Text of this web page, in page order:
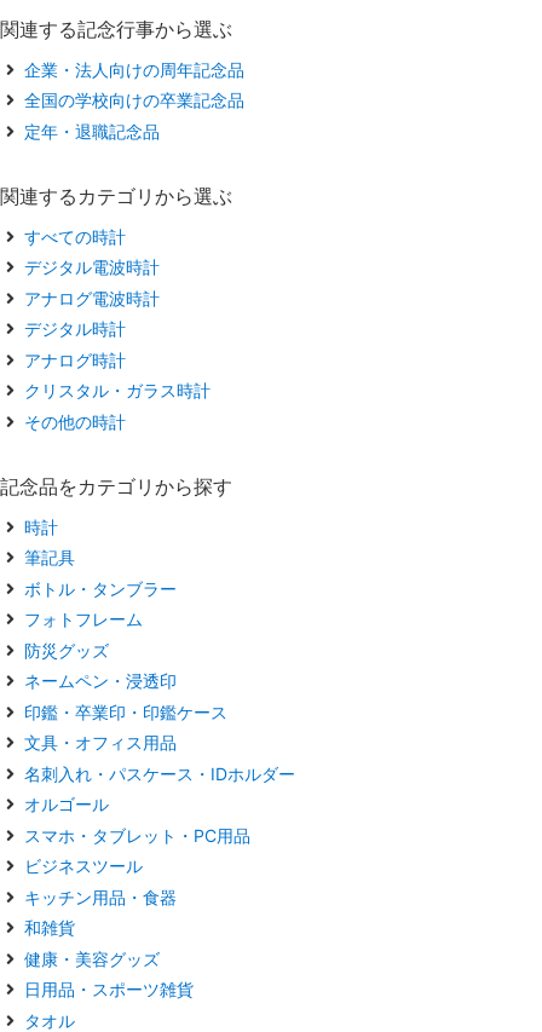
関連する記念行事から選ぶ
企業・法人向けの周年記念品
全国の学校向けの卒業記念品
定年・退職記念品
関連するカテゴリから選ぶ
すべての時計
デジタル電波時計
アナログ電波時計
デジタル時計
アナログ時計
クリスタル・ガラス時計
その他の時計
記念品をカテゴリから探す
時計
筆記具
ボトル・タンブラー
フォトフレーム
防災グッズ
ネームペン・浸透印
印鑑・卒業印・印鑑ケース
文具・オフィス用品
名刺入れ・パスケース・IDホルダー
オルゴール
スマホ・タブレット・PC用品
ビジネスツール
キッチン用品・食器
和雑貨
健康・美容グッズ
日用品・スポーツ雑貨
タオル